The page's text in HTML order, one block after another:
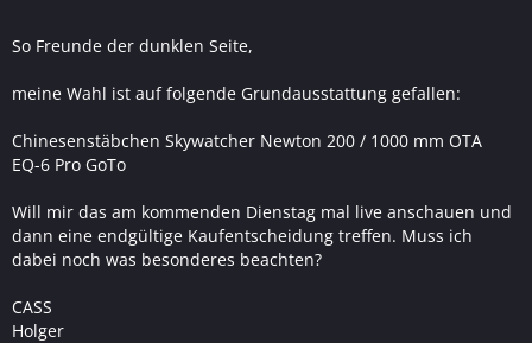
So Freunde der dunklen Seite,
meine Wahl ist auf folgende Grundausstattung gefallen:
Chinesenstäbchen Skywatcher Newton 200 / 1000 mm OTA
EQ-6 Pro GoTo
Will mir das am kommenden Dienstag mal live anschauen und
dann eine endgültige Kaufentscheidung treffen. Muss ich
dabei noch was besonderes beachten?
CASS
Holger